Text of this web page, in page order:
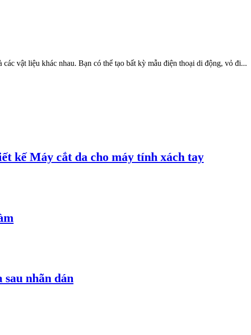
vật liệu khác nhau. Bạn có thể tạo bất kỳ mẫu điện thoại di động, vỏ đi...
kế Máy cắt da cho máy tính xách tay
nhãn dán